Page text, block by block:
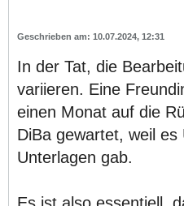
10.07.2024, 12:31
In der Tat, die
variieren. Eine
einen Monat auf die
DiBa gewartet, weil
Unterlagen gab.
Es ist also essentiell,